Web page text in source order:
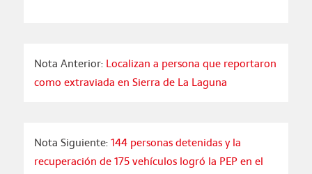
Nota Anterior:Localizan a persona que reportaron
como extraviada en Sierra de La Laguna
Nota Siguiente:144 personas detenidas y la
recuperación de 175 vehículos logró la PEP en el